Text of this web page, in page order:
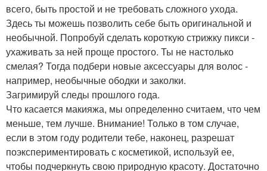
всего, быть простой и не требовать сложного ухода.
Здесь ты можешь позволить себе быть оригинальной и
необычной. Попробуй сделать короткую стрижку пикси -
ухаживать за ней проще простого. Ты не настолько
смелая? Тогда подбери новые аксессуары для волос -
например, необычные ободки и заколки.
Загримируй следы прошлого года.
Что касается макияжа, мы определенно считаем, что чем
меньше, тем лучше. Внимание! Только в том случае,
если в этом году родители тебе, наконец, разрешат
поэкспериментировать с косметикой, используй ее,
чтобы подчеркнуть свою природную красоту. Достаточно